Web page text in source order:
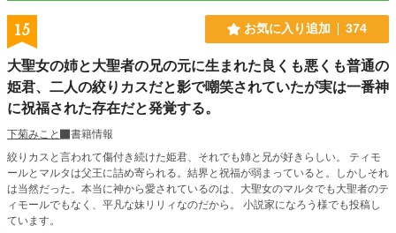
15 お気に入り追加 374
大聖女の姉と大聖者の兄の元に生まれた良くも悪くも普通の
姫君、二人の絞りカスだと影で嘲笑されていたが実は一番神
に祝福された存在だと発覚する。
下菊みこと
書籍情報
絞りカスと言われて傷付き続けた姫君、それでも姉と兄が好きらしい。 ティモ
ールとマルタは父王に詰め寄られる。結界と祝福が弱まっていると。しかしそれ
は当然だった。本当に神から愛されているのは、大聖女のマルタでも大聖者のテ
ィモールでもなく、平凡な妹リリィなのだから。 小説家になろう様でも投稿し
ています。